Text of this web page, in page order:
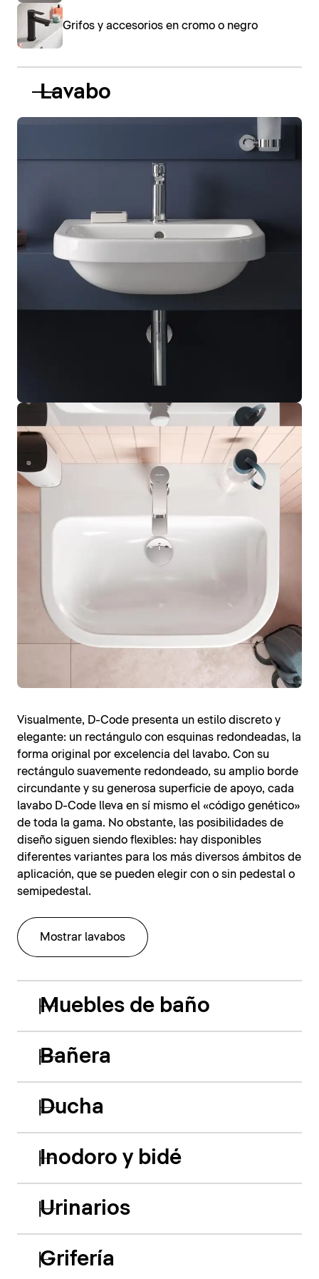
Grifos y accesorios en cromo o negro
Lavabo
Visualmente, D-Code presenta un estilo discreto y
elegante: un rectángulo con esquinas redondeadas, la
forma original por excelencia del lavabo. Con su
rectángulo suavemente redondeado, su amplio borde
circundante y su generosa superficie de apoyo, cada
lavabo D-Code lleva en sí mismo el «código genético»
de toda la gama. No obstante, las posibilidades de
diseño siguen siendo flexibles: hay disponibles
diferentes variantes para los más diversos ámbitos de
aplicación, que se pueden elegir con o sin pedestal o
semipedestal.
Mostrar lavabos
Muebles de baño
Bañera
Ducha
Inodoro y bidé
Urinarios
Grifería